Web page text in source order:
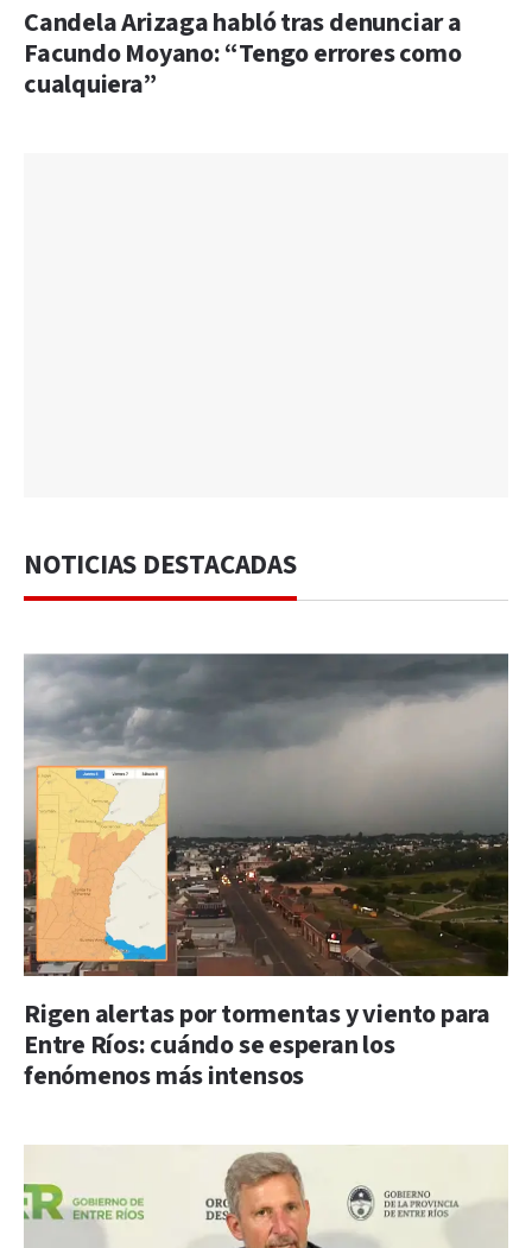
Candela Arizaga habló tras denunciar a
Facundo Moyano: “Tengo errores como
cualquiera”
NOTICIAS DESTACADAS
Rigen alertas por tormentas y viento para
Entre Ríos: cuándo se esperan los
fenómenos más intensos